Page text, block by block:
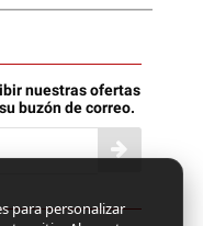
nuestras ofertas
buzón de correo.
para personalizar